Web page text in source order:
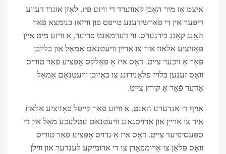
איצט אַז מיר האָבן קאַווערד די וויזע פיז, לאָזן אונדז דעווע
דיפּער אין די פאַרשידענע טייפּס פון וויזאַז בנימצא פֿאַר
האָנג קאָנג בירגערס. ווי דערמאנט פריער, אַ וויזע מיט איין
פּאָזיציע אַלאַוז איר צו אַרייַן וויעטנאַם אַמאָל און בלייַבן
פֿאַר אַ זיכער צייט. דאָס איז אַ פאָלקס אָפּציע פֿאַר טוריס
וואָס זענען בלויז פּלאַנירונג צו באַזוכן וויעטנאַם אַמאָל
אָדער פֿאַר אַ קורץ צייט.
אויף די אנדערע האַנט, אַ וויזע פֿאַר קייפל פּאָזיציע אַלאַוז
איר צו אַרייַן און אַרויסגאַנג וויעטנאַם עטלעכע מאָל אין די
ספּעסיפיעד צייט. דאָס איז אַ גרויס אָפּציע פֿאַר טוריס
וואָס פּלאַן צו אַרומפאָרן צו די ארומיקע לענדער און ווילן